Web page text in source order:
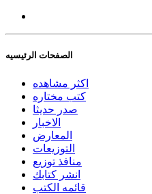
الصفحات الرئيسيه
اكثر مشاهده
كتب مختاره
صدر حديثا
الاخبار
المعارض
التوزيعات
منافذ توزيع
انشر كتابك
قائمه الكتب